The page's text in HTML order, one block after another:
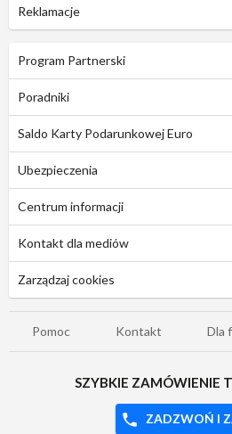
Reklamacje
Program Partnerski
Poradniki
Saldo Karty Podarunkowej Euro
Ubezpieczenia
Centrum informacji
Kontakt dla mediów
Zarządzaj cookies
Pomoc Kontakt Dla
SZYBKIE ZAMÓWIENIE
ZADZWOŃ I